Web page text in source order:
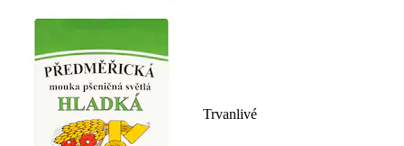
Trvanlivé